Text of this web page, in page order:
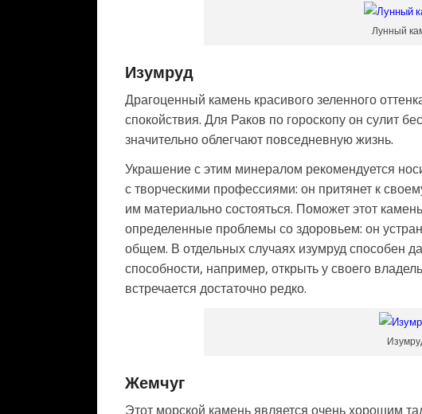
Лунный
Изумруд
Драгоценный камень красивого зеленного
спокойствия. Для Раков по гороскопу он сулит
значительно облегчают повседневную жизнь.
Украшение с этим минералом рекомендуется
с творческими профессиями: он притянет к
им материально состояться. Поможет этот
определенные проблемы со здоровьем: он
общем. В отдельных случаях изумруд способен
способности, например, открыть у своего
встречается достаточно редко.
Жемчуг
Этот морской камень является очень хорошим